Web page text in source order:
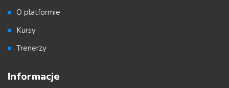
O platformie
Kursy
Trenerzy
Informacje